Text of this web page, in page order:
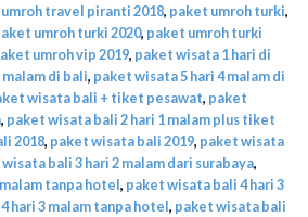
travel piranti 2018, paket umroh turki,
umroh turki 2020, paket umroh turki
umroh vip 2019, paket wisata 1 hari di
di bali, paket wisata 5 hari 4 malam di
wisata bali + tiket pesawat, paket
, paket wisata bali 2 hari 1 malam plus tiket
2018, paket wisata bali 2019, paket wisata
bali 3 hari 2 malam dari surabaya,
tanpa hotel, paket wisata bali 4 hari 3
hari 3 malam tanpa hotel, paket wisata bali